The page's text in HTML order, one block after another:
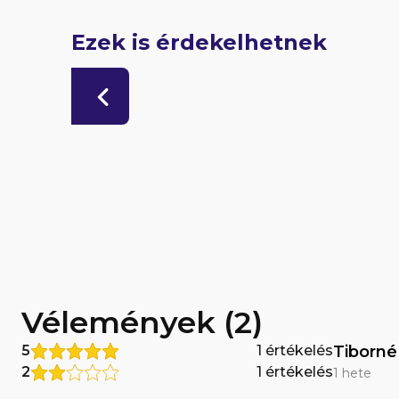
Ezek is érdekelhetnek
Vélemények (2)
5
1 értékelés
2
1 értékelés
Tiborné
1 hete